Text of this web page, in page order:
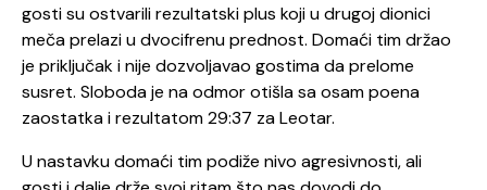
gosti su ostvarili rezultatski plus koji u drugoj dionici
meča prelazi u dvocifrenu prednost. Domaći tim držao
je priključak i nije dozvoljavao gostima da prelome
susret. Sloboda je na odmor otišla sa osam poena
zaostatka i rezultatom 29:37 za Leotar.
U nastavku domaći tim podiže nivo agresivnosti, ali